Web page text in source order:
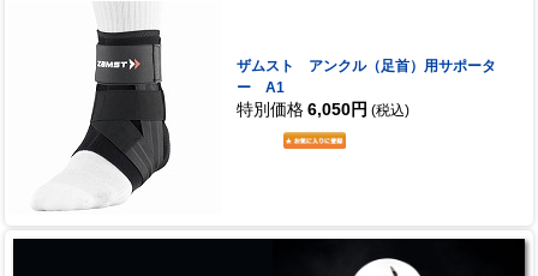
ザムスト アンクル（足首）用サポータ
ー A1
特別価格 6,050円 (税込)